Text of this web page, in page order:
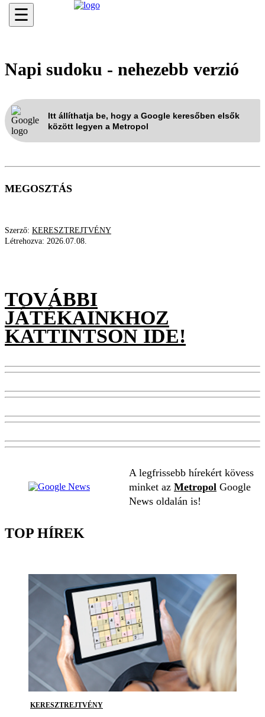
☰
Napi sudoku - nehezebb verzió
Itt állíthatja be, hogy a Google keresőben elsők
között legyen a Metropol
MEGOSZTÁS
Szerző: KERESZTREJTVÉNY
Létrehozva: 2026.07.08.
TOVÁBBI
JÁTÉKAINKHOZ
KATTINTSON IDE!
A legfrissebb hírekért kövess
minket az Metropol Google
News oldalán is!
TOP HÍREK
KERESZTREJTVÉNY